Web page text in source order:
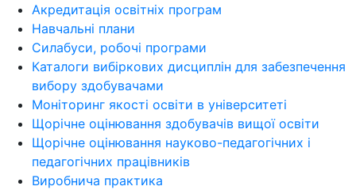
Акредитація освітніх програм
Навчальні плани
Силабуси, робочі програми
Каталоги вибіркових дисциплін для забезпечення
вибору здобувачами
Моніторинг якості освіти в університеті
Щорічне оцінювання здобувачів вищої освіти
Щорічне оцінювання науково-педагогічних і
педагогічних працівників
Виробнича практика